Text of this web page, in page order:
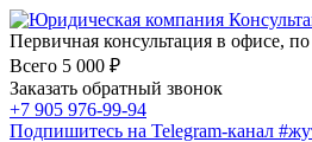
Первичная консультация в офисе,
Всего 5 000 ₽
Заказать обратный звонок
+7 905 976-99-94
Подпишитесь на Telegram-канал